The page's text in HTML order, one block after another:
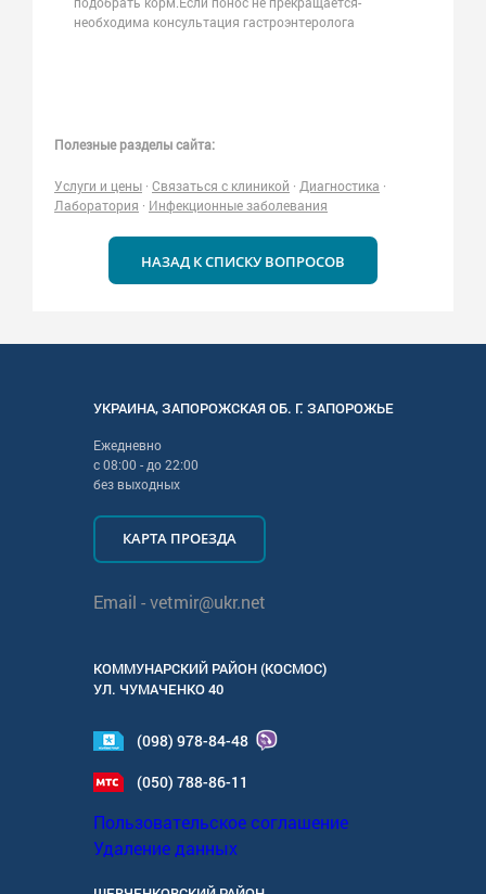
необходима консультация гастроэнтеролога
Полезные разделы сайта:
Услуги и цены · Связаться с клиникой · Диагностика ·
Лаборатория · Инфекционные заболевания
НАЗАД К СПИСКУ ВОПРОСОВ
УКРАИНА,ЗАПОРОЖСКАЯОБ. Г. ЗАПОРОЖЬЕ
Ежедневно
с08:00 - до22:00
без выходных
КАРТА ПРОЕЗДА
Email -vetmir@ukr.net
КОММУНАРСКИЙ РАЙОН (КОСМОС)
УЛ. ЧУМАЧЕНКО 40
(098) 978-84-48
(050) 788-86-11
Пользовательское соглашение
Удаление данных